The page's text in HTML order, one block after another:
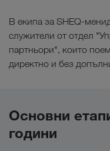
В екипа за SHEQ-
служители от отдел
партньори", които
директно и без
Основни
години